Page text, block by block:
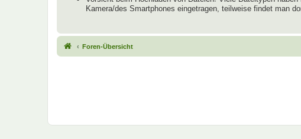
Kamera/des Smartphones eingetragen, teilweise findet man
Foren-Übersicht